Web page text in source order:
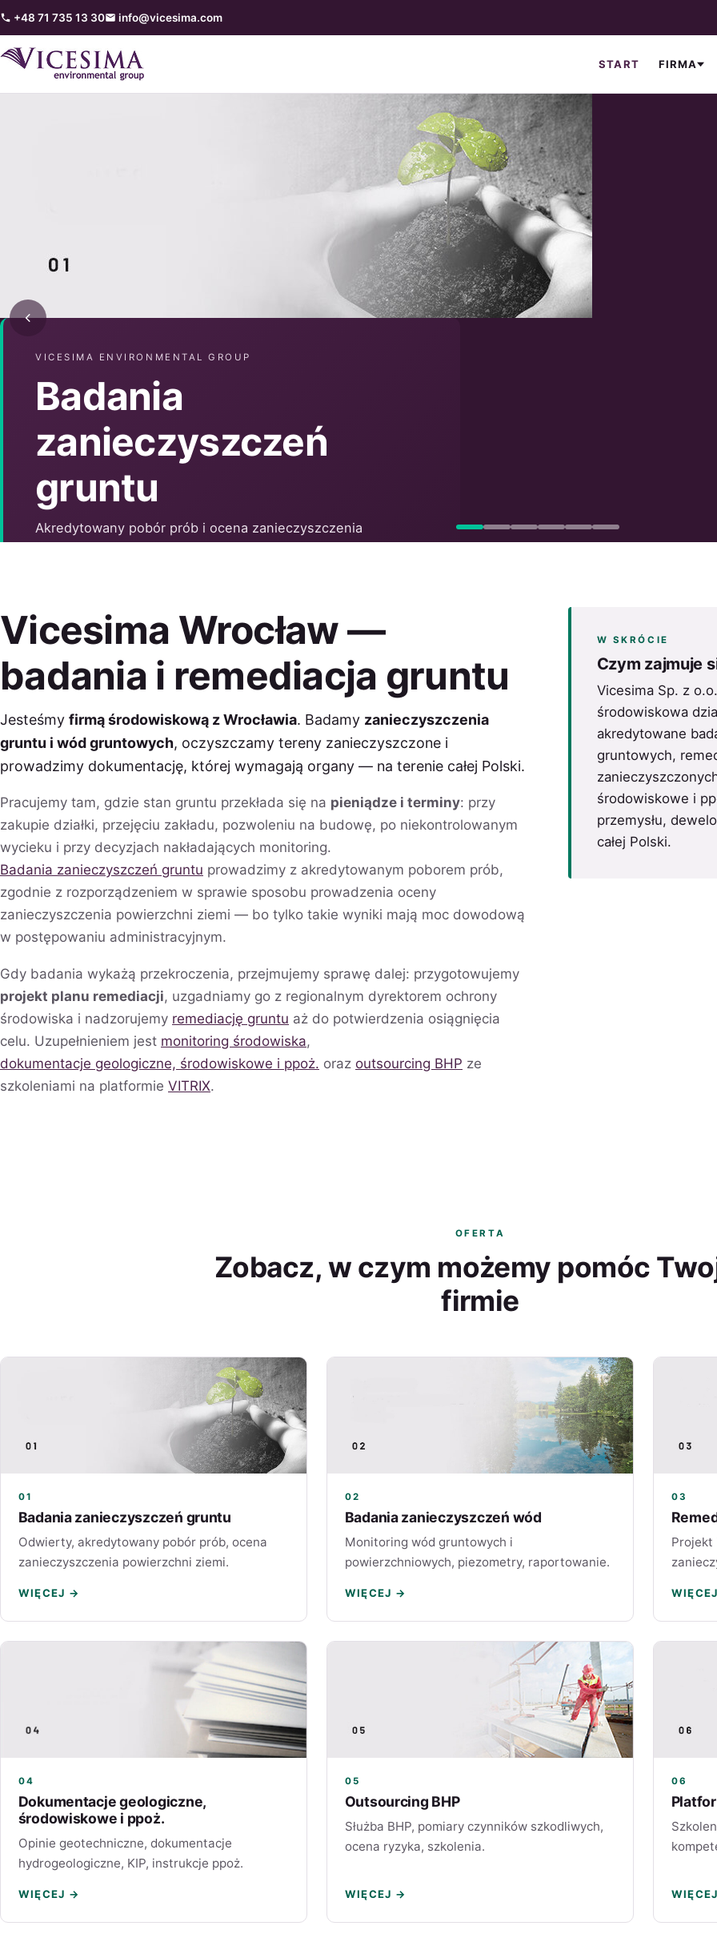
+48 71 735 13 30 info@vicesima.com
START FIRMA
VICESIMA ENVIRONMENTAL GROUP
Badania
zanieczyszczeń
gruntu
Akredytowany pobór prób i ocena zanieczyszczenia
Vicesima Wrocław —
badania i remediacja gruntu
Jesteśmy firmą środowiskową z Wrocławia. Badamy zanieczyszczenia
gruntu i wód gruntowych, oczyszczamy tereny zanieczyszczone i
prowadzimy dokumentację, której wymagają organy — na terenie całej Polski.
Pracujemy tam, gdzie stan gruntu przekłada się na pieniądze i terminy: przy
zakupie działki, przejęciu zakładu, pozwoleniu na budowę, po niekontrolowanym
wycieku i przy decyzjach nakładających monitoring.
Badania zanieczyszczeń gruntu prowadzimy z akredytowanym poborem prób,
zgodnie z rozporządzeniem w sprawie sposobu prowadzenia oceny
zanieczyszczenia powierzchni ziemi — bo tylko takie wyniki mają moc dowodową
w postępowaniu administracyjnym.
Gdy badania wykażą przekroczenia, przejmujemy sprawę dalej: przygotowujemy
projekt planu remediacji, uzgadniamy go z regionalnym dyrektorem ochrony
środowiska i nadzorujemy remediację gruntu aż do potwierdzenia osiągnięcia
celu. Uzupełnieniem jest monitoring środowiska,
dokumentacje geologiczne, środowiskowe i ppoż. oraz outsourcing BHP ze
szkoleniami na platformie VITRIX.
W SKRÓCIE
Czym zajmuje
Vicesima Sp. z
środowiskowa
akredytowane
gruntowych,
środowiskowe i
przemysłu,
całej Polski.
OFERTA
Zobacz, w czym możemy pomóc
firmie
01
Badania zanieczyszczeń gruntu
Odwierty, akredytowany pobór prób, ocena
zanieczyszczenia powierzchni ziemi.
WIĘCEJ →
02
Badania zanieczyszczeń wód
Monitoring wód gruntowych i
powierzchniowych, piezometry, raportowanie.
WIĘCEJ →
03
Projekt
04
Dokumentacje geologiczne,
środowiskowe i ppoż.
Opinie geotechniczne, dokumentacje
hydrogeologiczne, KIP, instrukcje ppoż.
WIĘCEJ →
05
Outsourcing BHP
Służba BHP, pomiary czynników szkodliwych,
ocena ryzyka, szkolenia.
WIĘCEJ →
06